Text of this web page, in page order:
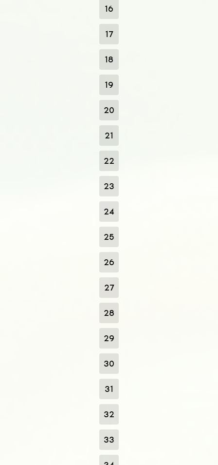
16
17
18
19
20
21
22
23
24
25
26
27
28
29
30
31
32
33